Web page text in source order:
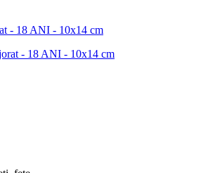
- 18 ANI - 10x14 cm